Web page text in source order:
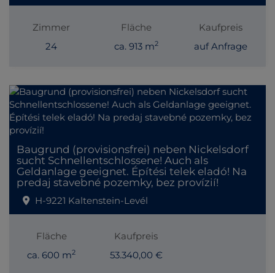
Zimmer
24
Fläche
ca. 913 m2
Kaufpreis
auf Anfrage
Baugrund (provisionsfrei) neben Nickelsdorf
sucht Schnellentschlossene! Auch als
Geldanlage geeignet. Építési telek eladó! Na
predaj stavebné pozemky, bez provízií!
H-9221 Kaltenstein-Levél
Fläche
ca. 600 m2
Kaufpreis
53.340,00 €